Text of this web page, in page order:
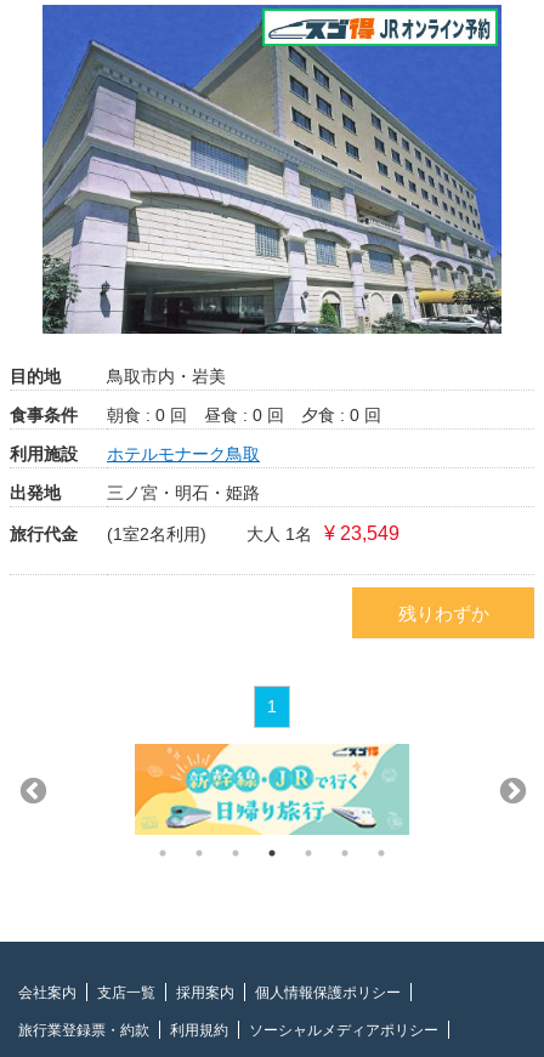
目的地
鳥取市内・岩美
食事条件
朝食 : 0 回 昼食 : 0 回
夕食 : 0 回
利用施設
ホテルモナーク鳥取
出発地
三ノ宮・明石・姫路
旅行代金 (1室2名利用) 大人 1名 ¥ 23,549
残りわずか
1
会社案内 支店一覧 採用案内 個人情報保護ポリシー
旅行業登録票・約款 利用規約 ソーシャルメディアポリシー